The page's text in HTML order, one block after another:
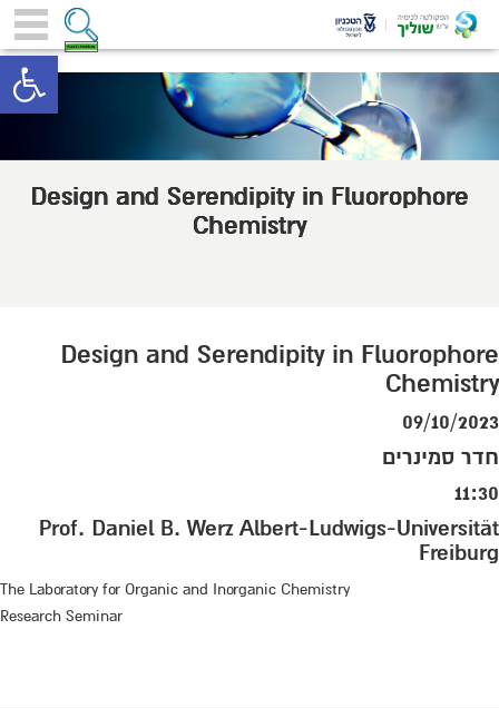
Design and Serendipity in Fluorophore
Chemistry
Design and Serendipity in Fluorophore
Chemistry
09/10/2023
חדר סמינרים
11:30
Prof. Daniel B. Werz Albert-Ludwigs-Universität
Freiburg
The Laboratory for Organic and Inorganic Chemistry
Research Seminar